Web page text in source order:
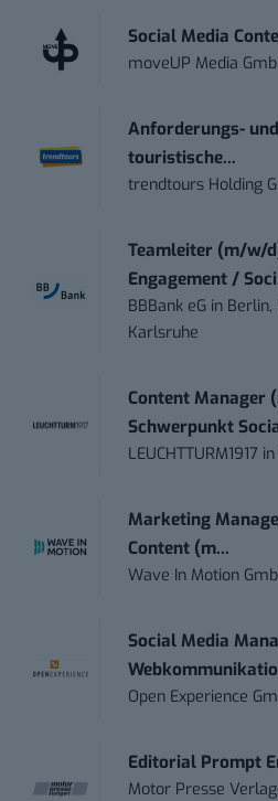
Social Media
moveUP Media
Anforderungs-
touristische...
trendtours Holding
Teamleiter (m/w/
Engagement /
BBBank eG in
Karlsruhe
Content Manager
Schwerpunkt
LEUCHTTURM1917 in
Marketing
Content (m...
Wave In Motion
Social Media
Open Experience
Editorial Prompt
Motor Presse